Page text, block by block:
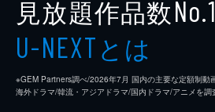
見放題作品数No.1
U-NEXTとは
※GEM Partners調べ/2026年7⽉ 国内の主要な定額制動
海外ドラマ/韓流・アジアドラマ/国内ドラマ/アニメを調